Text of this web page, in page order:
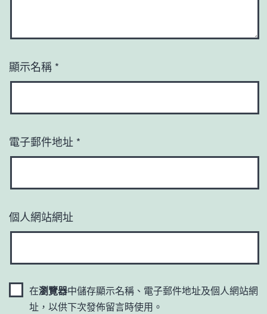
顯示名稱 *
電子郵件地址 *
個人網站網址
在瀏覽器中儲存顯示名稱、電子郵件地址及個人網站網
址，以供下次發佈留言時使用。